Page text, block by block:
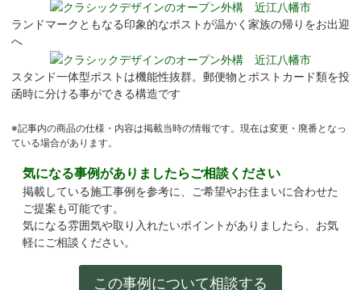
ランドマークともなる印象的なポストが温かく家族の帰りをお出迎
へ
スタンド一体型ポストは機能性抜群。郵便物とポストカード類を投
函時に分ける事ができる構造です
※記事内の商品の仕様・内容は掲載当時の情報です。現在は変更・廃番となっ
ている場合があります。
気になる事例がありましたらご相談ください
掲載している施工事例を参考に、ご希望やお住まいに合わせた
ご提案も可能です。
気になる雰囲気や取り入れたいポイントがありましたら、お気
軽にご相談ください。